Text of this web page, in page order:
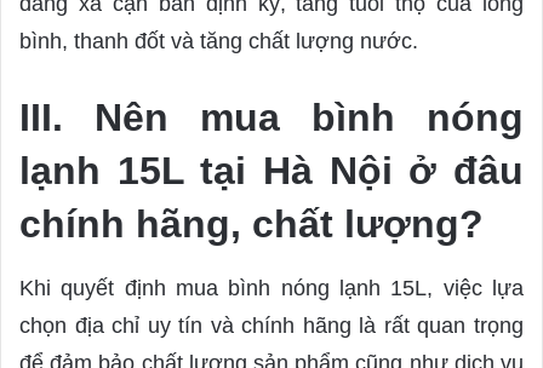
bình, thanh đốt và tăng chất lượng nước.
III. Nên mua bình nóng
lạnh 15L tại Hà Nội ở đâu
chính hãng, chất lượng?
Khi quyết định mua bình nóng lạnh 15L, việc lựa
chọn địa chỉ uy tín và chính hãng là rất quan trọng
để đảm bảo chất lượng sản phẩm cũng như dịch vụ